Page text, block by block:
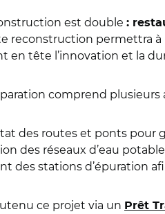
est double :
reconstruction permettra à
en tête l’innovation et la
comprend plusieurs
des routes et ponts pour
des réseaux d’eau
des stations d’épuration
ce projet via un Prêt